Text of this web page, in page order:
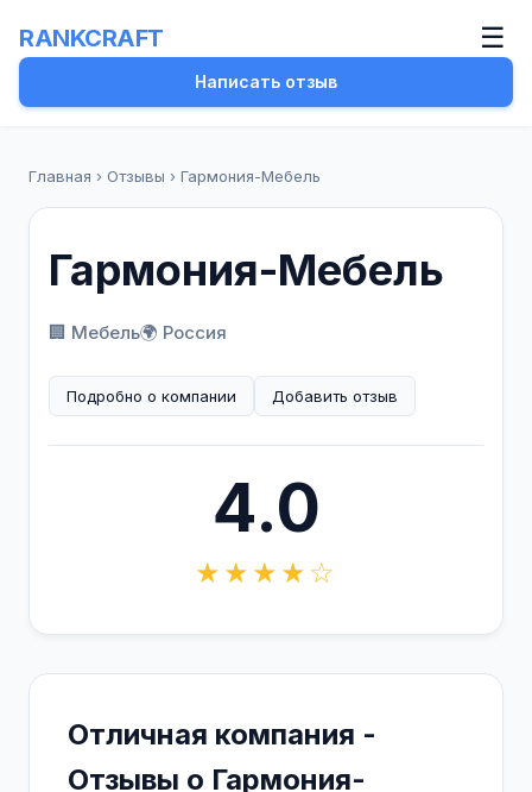
RANKCRAFT ☰
Написать отзыв
Главная › Отзывы › Гармония-Мебель
Гармония-Мебель
🏢 Мебель🌍 Россия
Подробно о компании Добавить отзыв
4.0
★★★★☆
Отличная компания -
Отзывы о Гармония-